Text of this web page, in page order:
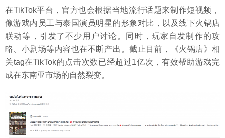
在TikTok平台，官方也会根据当地流行话题来制作短视频，
像游戏内员工与泰国演员明星的形象对比，以及线下火锅店
联动等，引发了不少用户讨论。同时，玩家自发制作的攻
略、小剧场等内容也在不断产出。截止目前，《火锅店》相
关tag在TikTok的点击次数已经超过1亿次，有效帮助游戏完
成在东南亚市场的自然裂变。